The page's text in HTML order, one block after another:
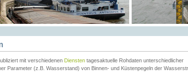
mit verschiedenen Diensten tagesaktuelle Rohdaten unterschiedlicher
Parameter (z.B. Wasserstand) von Binnen- und Küstenpegeln der